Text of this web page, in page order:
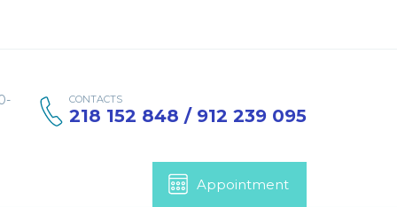
CONTACTS
218 152 848 / 912 239 095
Appointment